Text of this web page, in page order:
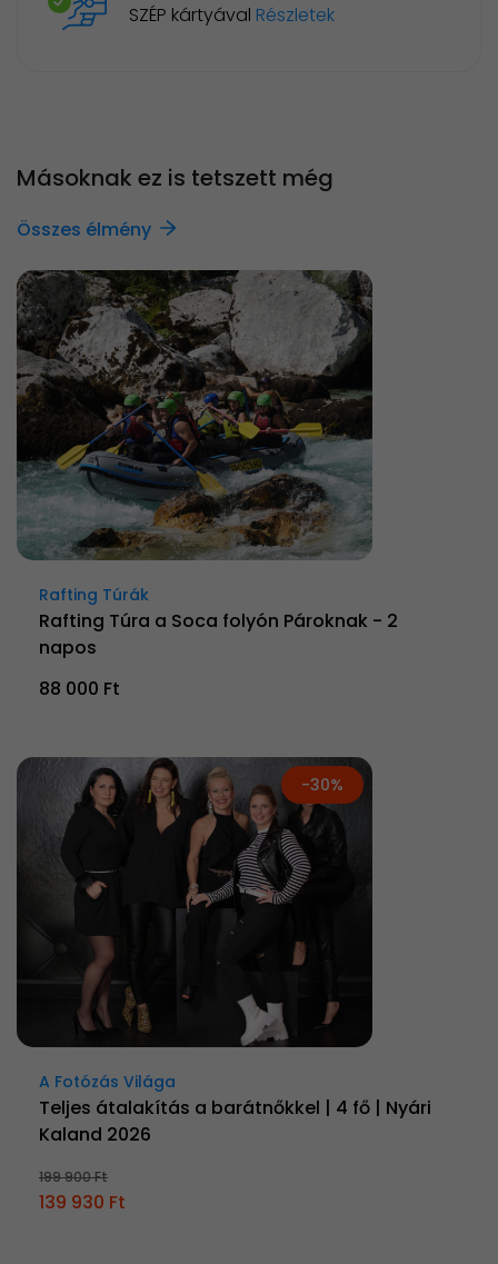
SZÉP kártyával Részletek
Másoknak ez is tetszett még
Összes élmény
Rafting Túrák
Rafting Túra a Soca folyón Pároknak - 2
napos
88 000 Ft
-30%
A Fotózás Világa
Teljes átalakítás a barátnőkkel | 4 fő | Nyári
Kaland 2026
199 900 Ft
139 930 Ft